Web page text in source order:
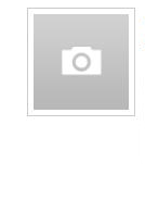
Gorj
Harghita
Hunedoara